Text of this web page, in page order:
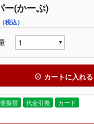
ー(かーぷ)
税込）
カートに入れる
振替 代金引換 カード